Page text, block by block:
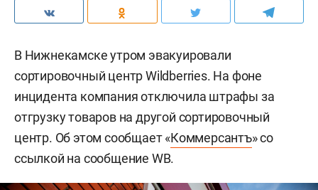
В Нижнекамске утром эвакуировали
сортировочный центр Wildberries. На фоне
инцидента компания отключила штрафы за
отгрузку товаров на другой сортировочный
центр. Об этом сообщает «Коммерсантъ» со
ссылкой на сообщение WB.